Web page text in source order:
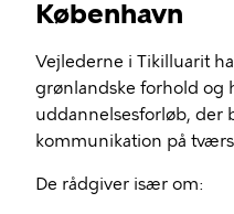
København
Vejlederne i Tikilluarit
grønlandske forhold og
uddannelsesforløb, der
kommunikation på
De rådgiver især om: